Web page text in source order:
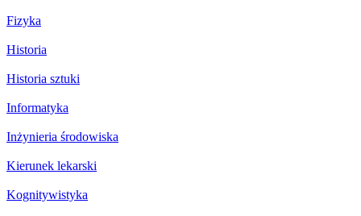
Fizyka
Historia
Historia sztuki
Informatyka
Inżynieria środowiska
Kierunek lekarski
Kognitywistyka